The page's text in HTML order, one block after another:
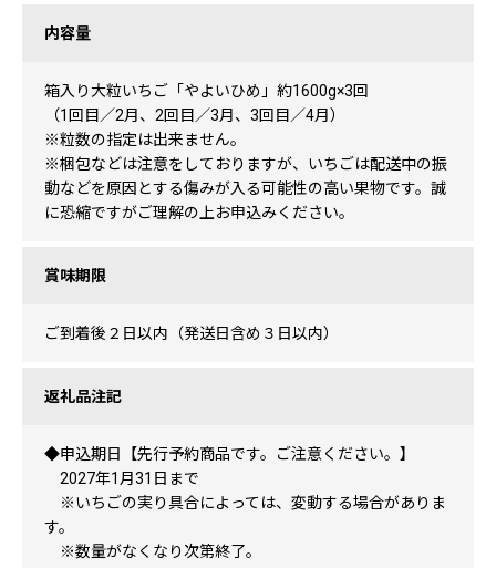
内容量
箱入り大粒いちご「やよいひめ」約1600g×3回
（1回目／2月、2回目／3月、3回目／4月）
※粒数の指定は出来ません。
※梱包などは注意をしておりますが、いちごは配送中の振
動などを原因とする傷みが入る可能性の高い果物です。誠
に恐縮ですがご理解の上お申込みください。
賞味期限
ご到着後２日以内（発送日含め３日以内）
返礼品注記
◆申込期日【先行予約商品です。ご注意ください。】
2027年1月31日まで
※いちごの実り具合によっては、変動する場合がありま
す。
※数量がなくなり次第終了。